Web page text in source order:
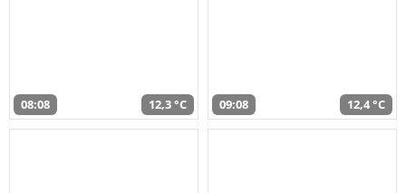
08:08 12,3 °C 09:08 12,4 °C